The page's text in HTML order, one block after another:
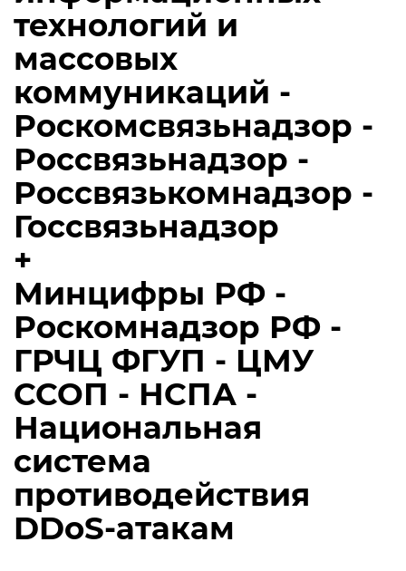
технологий и
массовых
коммуникаций -
Роскомсвязьнадзор -
Россвязьнадзор -
Россвязькомнадзор -
Госсвязьнадзор
+
Минцифры РФ -
Роскомнадзор РФ -
ГРЧЦ ФГУП - ЦМУ
ССОП - НСПА -
Национальная
система
противодействия
DDoS-атакам